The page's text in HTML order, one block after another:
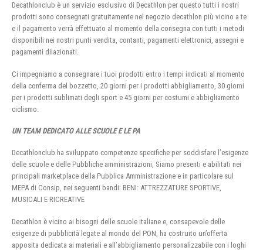
Decathlonclub è un servizio esclusivo di Decathlon per questo tutti i nostri
prodotti sono consegnati gratuitamente nel negozio decathlon più vicino a te
e il pagamento verrà effettuato al momento della consegna con tutti i metodi
disponibili nei nostri punti vendita, contanti, pagamenti elettronici, assegni e
pagamenti dilazionati.
Ci impegniamo a consegnare i tuoi prodotti entro i tempi indicati al momento
della conferma del bozzetto, 20 giorni per i prodotti abbigliamento, 30 giorni
per i prodotti sublimati degli sport e 45 giorni per costumi e abbigliamento
ciclismo.
UN TEAM DEDICATO ALLE SCUOLE E LE PA
Decathlonclub ha sviluppato competenze specifiche per soddisfare l’esigenze
delle scuole e delle Pubbliche amministrazioni, Siamo presenti e abilitati nei
principali marketplace della Pubblica Amministrazione e in particolare sul
MEPA di Consip, nei seguenti bandi: BENI: ATTREZZATURE SPORTIVE,
MUSICALI E RICREATIVE
Decathlon è vicino ai bisogni delle scuole italiane e, consapevole delle
esigenze di pubblicità legate al mondo del PON, ha costruito un’offerta
apposita dedicata ai materiali e all’abbigliamento personalizzabile con i loghi